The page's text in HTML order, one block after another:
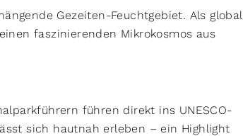
Gezeiten-Feuchtgebiet. Als global
faszinierenden Mikrokosmos aus
führen direkt ins UNESCO-
sich hautnah erleben – ein Highlight